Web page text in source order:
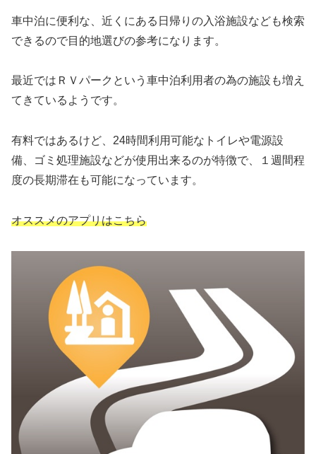
車中泊に便利な、近くにある日帰りの入浴施設なども検索
できるので目的地選びの参考になります。
最近ではＲＶパークという車中泊利用者の為の施設も増え
てきているようです。
有料ではあるけど、24時間利用可能なトイレや電源設
備、ゴミ処理施設などが使用出来るのが特徴で、１週間程
度の長期滞在も可能になっています。
オススメのアプリはこちら